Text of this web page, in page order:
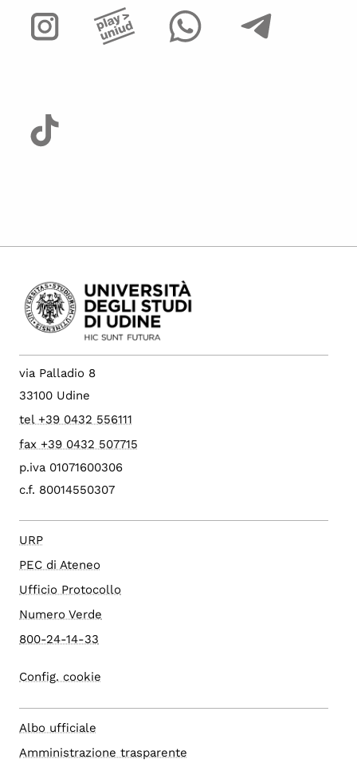
via Palladio 8
33100 Udine
tel +39 0432 556111
fax +39 0432 507715
p.iva 01071600306
c.f. 80014550307
URP
PEC di Ateneo
Ufficio Protocollo
Numero Verde
800-24-14-33
Config. cookie
Albo ufficiale
Amministrazione trasparente